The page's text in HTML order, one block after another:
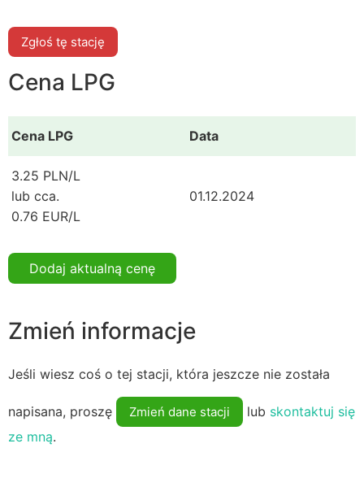
Zgłoś tę stację
Cena LPG
Cena LPG Data
3.25 PLN/L
lub cca.
0.76 EUR/L
01.12.2024
Dodaj aktualną cenę
Zmień informacje
Jeśli wiesz coś o tej stacji, która jeszcze nie została
napisana, proszę Zmień dane stacji lub skontaktuj się
ze mną.